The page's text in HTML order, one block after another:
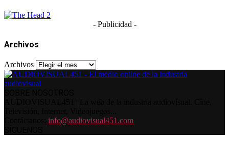
- Publicidad -
Archivos
Archivos
info@audiovisual451.com